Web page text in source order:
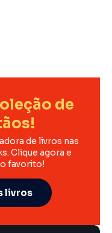
de
de livros nas
Clique agora e
favorito!
livros